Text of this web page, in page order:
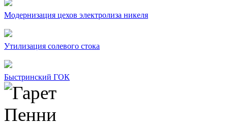
Модернизация цехов электролиза никеля
Утилизация солевого стока
Быстринский ГОК